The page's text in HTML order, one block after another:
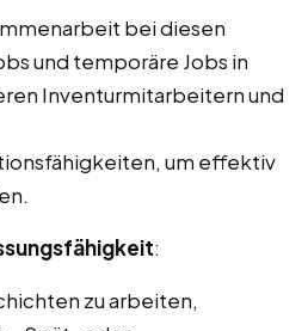
bei diesen
und temporäre Jobs in
Inventurmitarbeitern und
um effektiv
:
zu arbeiten,